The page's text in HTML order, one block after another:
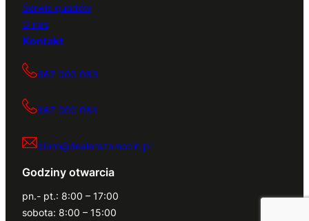
Serwis quadów
O nas
Kontakt
667 000 083
667 000 084
biuro@dealerszamocin.pl
Godziny otwarcia
pn.- pt.: 8:00 – 17:00
sobota: 8:00 – 15:00